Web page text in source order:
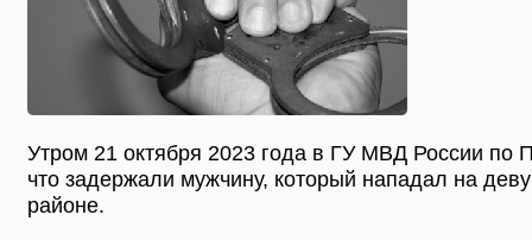
Утром 21 октября 2023 года в ГУ МВД России по
что задержали мужчину, который нападал на
районе.